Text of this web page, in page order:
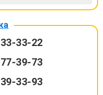
33-22
39-73
33-93